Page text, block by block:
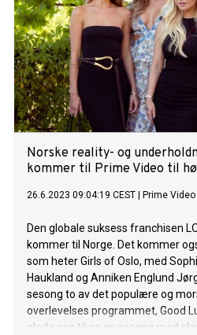
Norske reality- og
kommer til Prime Video til
26.6.2023 09:04:19 CEST Prime Video
Den globale suksess franchisen
kommer til Norge. Det kommer
som heter Girls of Oslo, med
Haukland og Anniken Englund
sesong to av det populære og
overlevelses programmet, Good
glede seg til en ny sesong med